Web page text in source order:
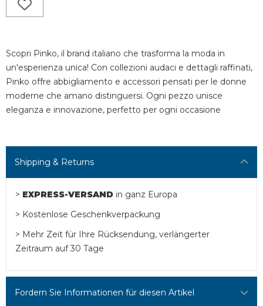
Scopri Pinko, il brand italiano che trasforma la moda in
un'esperienza unica! Con collezioni audaci e dettagli raffinati,
Pinko offre abbigliamento e accessori pensati per le donne
moderne che amano distinguersi. Ogni pezzo unisce
eleganza e innovazione, perfetto per ogni occasione
Shipping & Returns
> EXPRESS-VERSAND in ganz Europa
> Kostenlose Geschenkverpackung
> Mehr Zeit für Ihre Rücksendung, verlängerter
Zeitraum auf 30 Tage
Fordern Sie Informationen für diesen Artikel